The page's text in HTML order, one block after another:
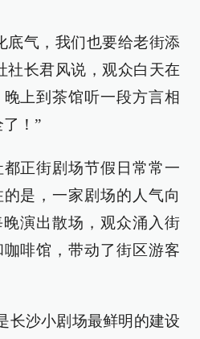
底气，我们也要给老街添
社长君风说，观众白天在
上到茶馆听一段方言相
！”
正街剧场节假日常常一
是，一家剧场的人气向
演出散场，观众涌入街
啡馆，带动了街区游客
长沙小剧场最鲜明的建设